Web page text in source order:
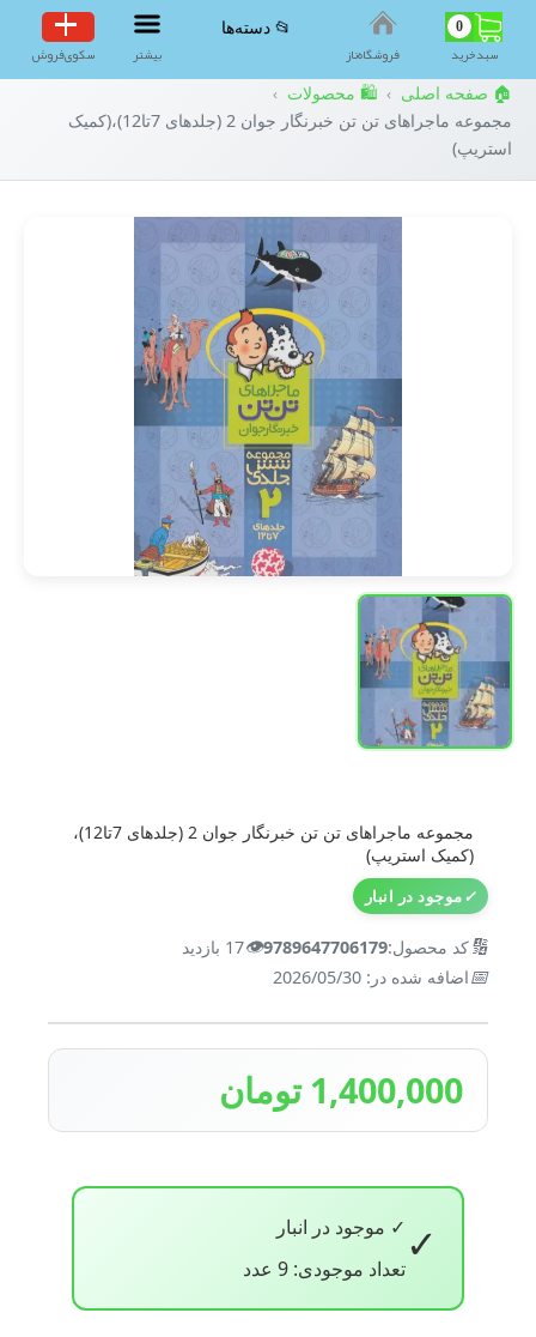
0
سبد‌خرید فروشگاه‌ناز
📂 دسته‌ها
بیشتر سکوی‌فروش
🏠 صفحه اصلی › 🛍️ محصولات ›
مجموعه ماجراهای تن تن خبرنگار جوان 2 (جلدهای 7تا12)،(کمیک
استریپ)
مجموعه ماجراهای تن تن خبرنگار جوان 2 (جلدهای 7تا12)،
(کمیک استریپ)
✓موجود در انبار
🔢کد محصول:9789647706179
👁️17 بازدید
📅اضافه شده در: 2026/05/30
1,400,000 تومان
✓ ✓ موجود در انبار
تعداد موجودی: 9 عدد